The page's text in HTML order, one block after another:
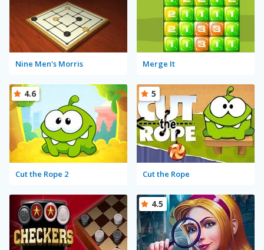
Nine Men's Morris Merge It
Cut the Rope 2
4.6
Cut the Rope
5
4.5